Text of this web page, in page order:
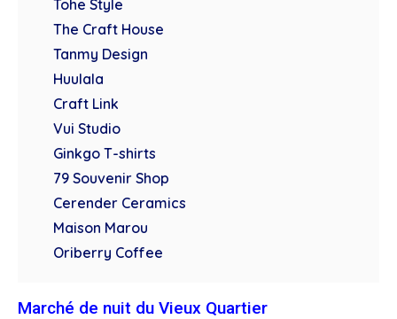
Tohe Style
The Craft House
Tanmy Design
Huulala
Craft Link
Vui Studio
Ginkgo T-shirts
79 Souvenir Shop
Cerender Ceramics
Maison Marou
Oriberry Coffee
Marché de nuit du Vieux Quartier